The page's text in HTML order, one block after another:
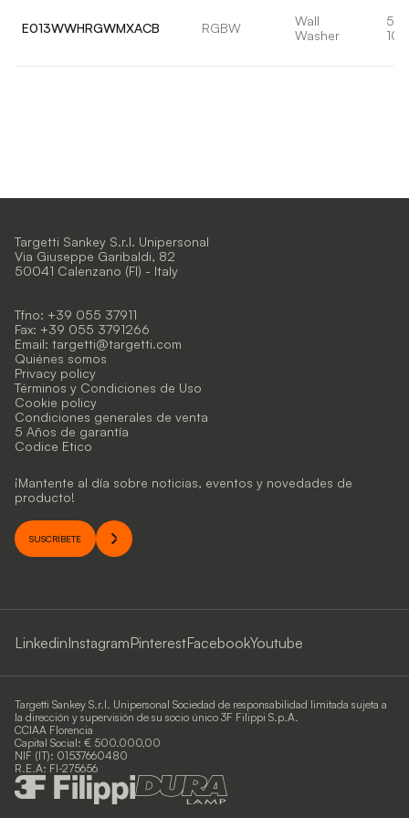
E013WWHRGWMXACB RGBW
Wall
Washer
Targetti Sankey S.r.l. Unipersonal
Via Giuseppe Garibaldi, 82
50041 Calenzano (FI) - Italy
Tfno: +39 055 37911
Fax: +39 055 3791266
Email: targetti@targetti.com
Quiénes somos
Privacy policy
Términos y Condiciones de Uso
Cookie policy
Condiciones generales de venta
5 Años de garantía
Codice Etico
¡Mantente al día sobre noticias, eventos y novedades de
producto!
SUSCRÍBETE
LinkedinInstagramPinterestFacebookYoutube
Targetti Sankey S.r.l. Unipersonal Sociedad de responsabilidad limitada sujeta a
la dirección y supervisión de su socio único 3F Filippi S.p.A.
CCIAA Florencia
Capital Social: € 500.000,00
NIF (IT): 01537660480
R.E.A: FI-275656